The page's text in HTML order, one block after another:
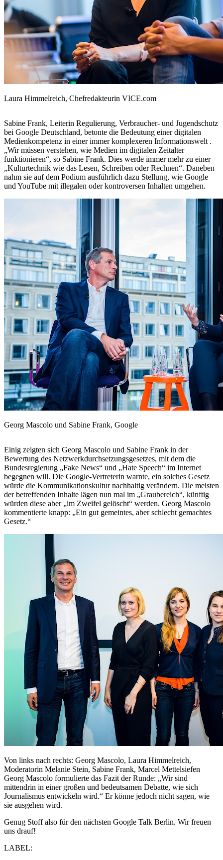
Laura Himmelreich, Chefredakteurin VICE.com
Sabine Frank, Leiterin Regulierung, Verbraucher- und Jugendschutz
bei Google Deutschland, betonte die Bedeutung einer digitalen
Medienkompetenz in einer immer komplexeren Informationswelt .
„Wir müssen verstehen, wie Medien im digitalen Zeitalter
funktionieren“, so Sabine Frank. Dies werde immer mehr zu einer
„Kulturtechnik wie das Lesen, Schreiben oder Rechnen“. Daneben
nahm sie auf dem Podium ausführlich dazu Stellung, wie Google
und YouTube mit illegalen oder kontroversen Inhalten umgehen.
Georg Mascolo und Sabine Frank, Google
Einig zeigten sich Georg Mascolo und Sabine Frank in der
Bewertung des Netzwerkdurchsetzungsgesetzes, mit dem die
Bundesregierung „Fake News“ und „Hate Speech“ im Internet
begegnen will. Die Google-Vertreterin warnte, ein solches Gesetz
würde die Kommunikationskultur nachhaltig verändern. Die meisten
der betreffenden Inhalte lägen nun mal im „Graubereich“, künftig
würden diese aber „im Zweifel gelöscht“ werden. Georg Mascolo
kommentierte knapp: „Ein gut gemeintes, aber schlecht gemachtes
Gesetz.“
Von links nach rechts: Georg Mascolo, Laura Himmelreich,
Moderatorin Melanie Stein, Sabine Frank, Marcel Mettelsiefen
Georg Mascolo formulierte das Fazit der Runde: „Wir sind
mittendrin in einer großen und bedeutsamen Debatte, wie sich
Journalismus entwickeln wird.“ Er könne jedoch nicht sagen, wie
sie ausgehen wird.
Genug Stoff also für den nächsten Google Talk Berlin. Wir freuen
uns drauf!
LABEL: